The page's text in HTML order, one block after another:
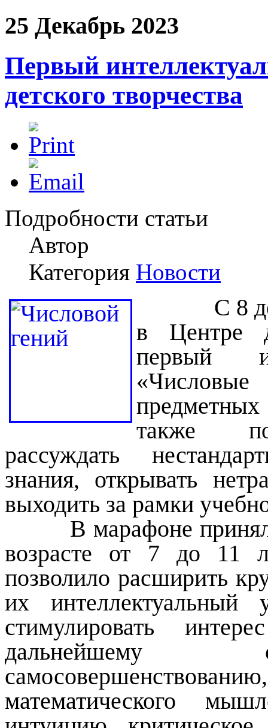
25 Декабрь 2023
Первый
детского творчества
Подробности статьи
Автор
Категория Новости
С 8
в Центре
первый
также
рассуждать
знания, открывать
выходить за рамки
В марафоне приняли
возрасте от 7 до 11
позволило расширить
их
стимулировать
дальнейшему
математического